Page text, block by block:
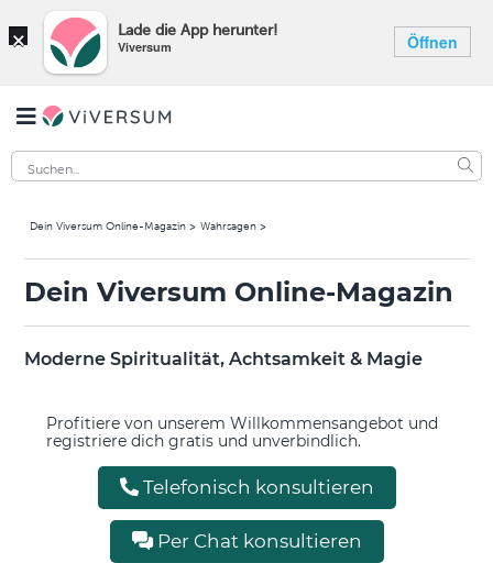
× Lade die App herunter!
Viversum Öffnen
Dein Viversum Online-Magazin Wahrsagen
Dein Viversum Online-Magazin
Moderne Spiritualität, Achtsamkeit & Magie
Profitiere von unserem Willkommensangebot und
registriere dich gratis und unverbindlich.
Telefonisch konsultieren
Per Chat konsultieren